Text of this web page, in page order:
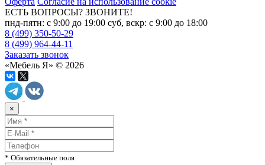
ЕСТЬ ВОПРОСЫ? ЗВОНИТЕ!
пнд-пятн: с 9:00 до 19:00 суб, вскр: с 9:00 до 18:00
8 (499) 350-50-29
8 (499) 964-44-11
Заказать звонок
«Мебель Я» © 2026
×
* Обязательные поля